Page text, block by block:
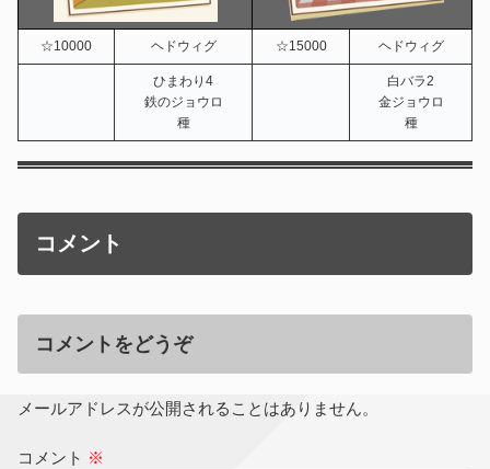
☆10000 ヘドウィグ ☆15000 ヘドウィグ
ひまわり4
鉄のジョウロ
種
白バラ2
金ジョウロ
種
コメント
コメントをどうぞ
メールアドレスが公開されることはありません。
コメント ※